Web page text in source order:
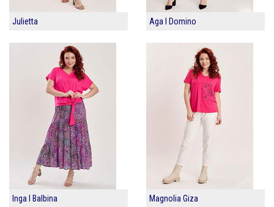
Julietta Aga I Domino
Inga I Balbina Magnolia Giza